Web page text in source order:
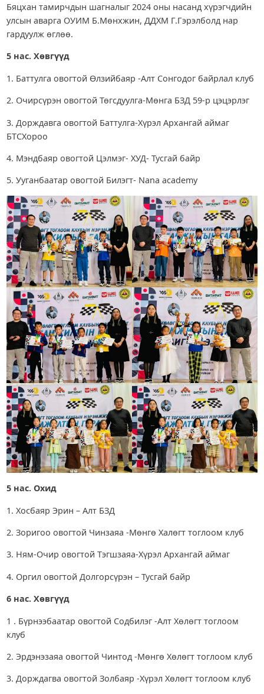
Бяцхан тамирчдын шагналыг 2024 оны насанд хүрэгчдийн
улсын аварга ОУИМ Б.Мөнхжин, ДДХМ Г.Гэрэлболд нар
гардуулж өглөө.
5 нас. Хөвгүүд
1. Баттулга овогтой Өлзийбаяр -Алт Сонгодог байрлал клуб
2. Очирсүрэн овогтой Төгсдуулга-Мөнга БЗД 59-р цэцэрлэг
3. Дорждавга овогтой Баттулга-Хүрэл Архангай аймаг
БТСХороо
4. Мэндбаяр овогтой Цэлмэг- ХУД- Тусгай байр
5. Ууганбаатар овогтой Билэгт- Nana academy
5 нас. Охид
1. Хосбаяр Эрин – Алт БЗД
2. Зоригоо овогтой Чинзаяа -Мөнгө Халөгт тоглоом клуб
3. Ням-Очир овогтой Тэгшзаяа-Хүрэл Архангай аймаг
4. Оргил овогтой Долгорсүрэн – Тусгай байр
6 нас. Хөвгүүд
1 . Бүрнээбаатар овогтой Содбилэг -Алт Хөлөгт тоглоом
клуб
2. Эрдэнэзаяа овогтой Чинтод -Мөнгө Хөлөгт тоглоом клуб
3. Дорждагва овогтой Золбаяр -Хүрэл Хөлөгт тоглоом клуб